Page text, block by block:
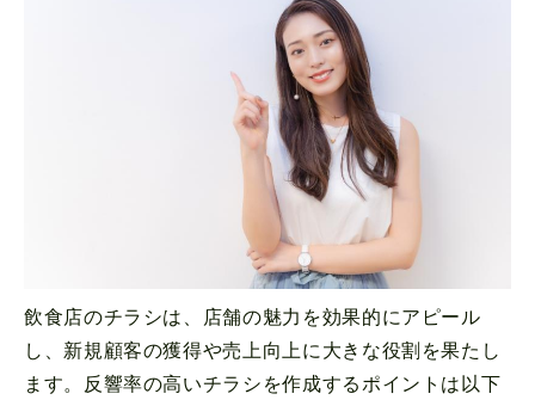
飲食店のチラシは、店舗の魅力を効果的にアピール
し、新規顧客の獲得や売上向上に大きな役割を果たし
ます。反響率の高いチラシを作成するポイントは以下